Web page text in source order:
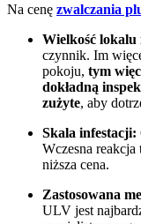
Na cenę zwalczania
Wielkość lokalu
czynnik. Im
pokoju, tym
dokładną
zużyte, aby
Skala infestacji:
Wczesna
niższa cena.
Zastosowana
ULV jest